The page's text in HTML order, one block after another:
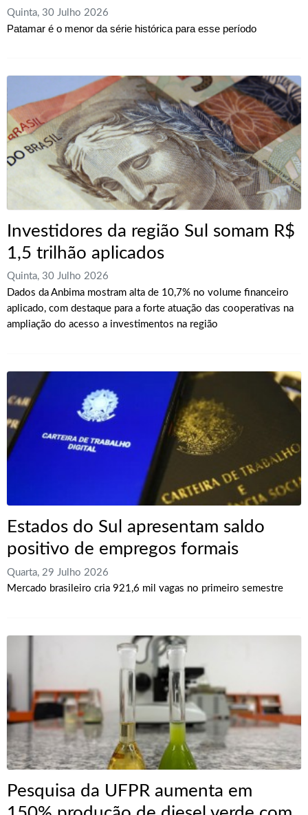
Quinta, 30 Julho 2026
Patamar é o menor da série histórica para esse período
Investidores da região Sul somam R$
1,5 trilhão aplicados
Quinta, 30 Julho 2026
Dados da Anbima mostram alta de 10,7% no volume financeiro
aplicado, com destaque para a forte atuação das cooperativas na
ampliação do acesso a investimentos na região
Estados do Sul apresentam saldo
positivo de empregos formais
Quarta, 29 Julho 2026
Mercado brasileiro cria 921,6 mil vagas no primeiro semestre
Pesquisa da UFPR aumenta em